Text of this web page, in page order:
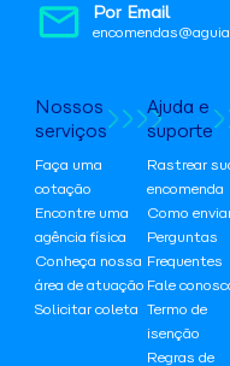
Por Email
Nossos
serviços
Faça uma
cotação
Encontre uma
agência física
Conheça nossa
área de atuação
Solicitar coleta
Ajuda e
suporte
Rastrear
encomenda
Como
Perguntas
Frequentes
Fale
Termo de
isenção
Regras de